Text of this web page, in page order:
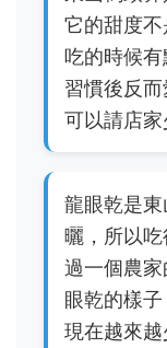
它的甜度
吃的時候
習慣後反而
可以請店家
龍眼乾是
曬，所以
過一個農
眼乾的樣
現在越來越